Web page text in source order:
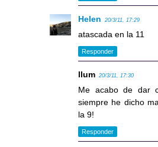
Helen 20/3/11, 17:29
atascada en la 11
Responder
llum 20/3/11, 17:30
Me acabo de dar
siempre he dicho
la 9!
Responder